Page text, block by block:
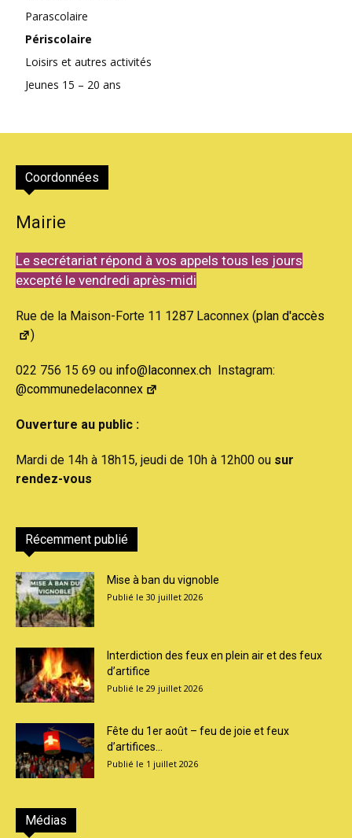
Parascolaire
Périscolaire
Loisirs et autres activités
Jeunes 15 – 20 ans
Coordonnées
Mairie
Le secrétariat répond à vos appels tous les jours
excepté le vendredi après-midi
Rue de la Maison-Forte 11 1287 Laconnex (plan d'accès
)
022 756 15 69 ou info@laconnex.ch Instagram:
@communedelaconnex
Ouverture au public :
Mardi de 14h à 18h15, jeudi de 10h à 12h00 ou sur
rendez-vous
Récemment publié
Mise à ban du vignoble
30 juillet 2026
Interdiction des feux en plein air et des feux
d’artifice
29 juillet 2026
Fête du 1er août – feu de joie et feux
d’artifices...
1 juillet 2026
Médias